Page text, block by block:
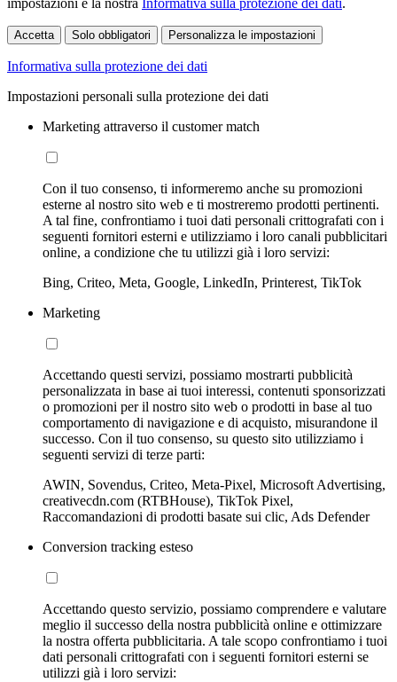
impostazioni e la nostra Informativa sulla protezione dei dati.
Accetta Solo obbligatori Personalizza le impostazioni
Informativa sulla protezione dei dati
Impostazioni personali sulla protezione dei dati
Marketing attraverso il customer match
Con il tuo consenso, ti informeremo anche su promozioni
esterne al nostro sito web e ti mostreremo prodotti pertinenti.
A tal fine, confrontiamo i tuoi dati personali crittografati con i
seguenti fornitori esterni e utilizziamo i loro canali pubblicitari
online, a condizione che tu utilizzi già i loro servizi:
Bing, Criteo, Meta, Google, LinkedIn, Printerest, TikTok
Marketing
Accettando questi servizi, possiamo mostrarti pubblicità
personalizzata in base ai tuoi interessi, contenuti sponsorizzati
o promozioni per il nostro sito web o prodotti in base al tuo
comportamento di navigazione e di acquisto, misurandone il
successo. Con il tuo consenso, su questo sito utilizziamo i
seguenti servizi di terze parti:
AWIN, Sovendus, Criteo, Meta-Pixel, Microsoft Advertising,
creativecdn.com (RTBHouse), TikTok Pixel,
Raccomandazioni di prodotti basate sui clic, Ads Defender
Conversion tracking esteso
Accettando questo servizio, possiamo comprendere e valutare
meglio il successo della nostra pubblicità online e ottimizzare
la nostra offerta pubblicitaria. A tale scopo confrontiamo i tuoi
dati personali crittografati con i seguenti fornitori esterni se
utilizzi già i loro servizi: